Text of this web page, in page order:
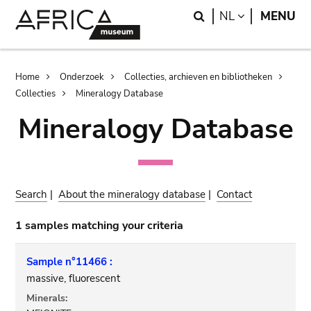
Search
NL LANGUAGE
MENU
Breadcrumb
Home Onderzoek
Collecties, archieven en bibliotheken
Collecties
Mineralogy Database
Mineralogy Database
Search |About the mineralogy database | Contact
1 samples matching your criteria
Sample n°11466 :
massive, fluorescent
Minerals: